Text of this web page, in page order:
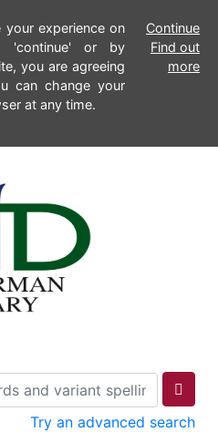
experience on
'continue' or by
you are agreeing
can change your
at any time.
Continue
Find out
more
Try an advanced search